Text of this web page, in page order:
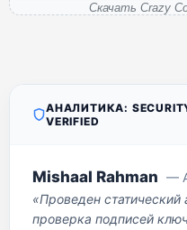
Скачать Crazy
АНАЛИТИКА:
VERIFIED
Mishaal Rahman —
«Проведен статический
проверка подписей